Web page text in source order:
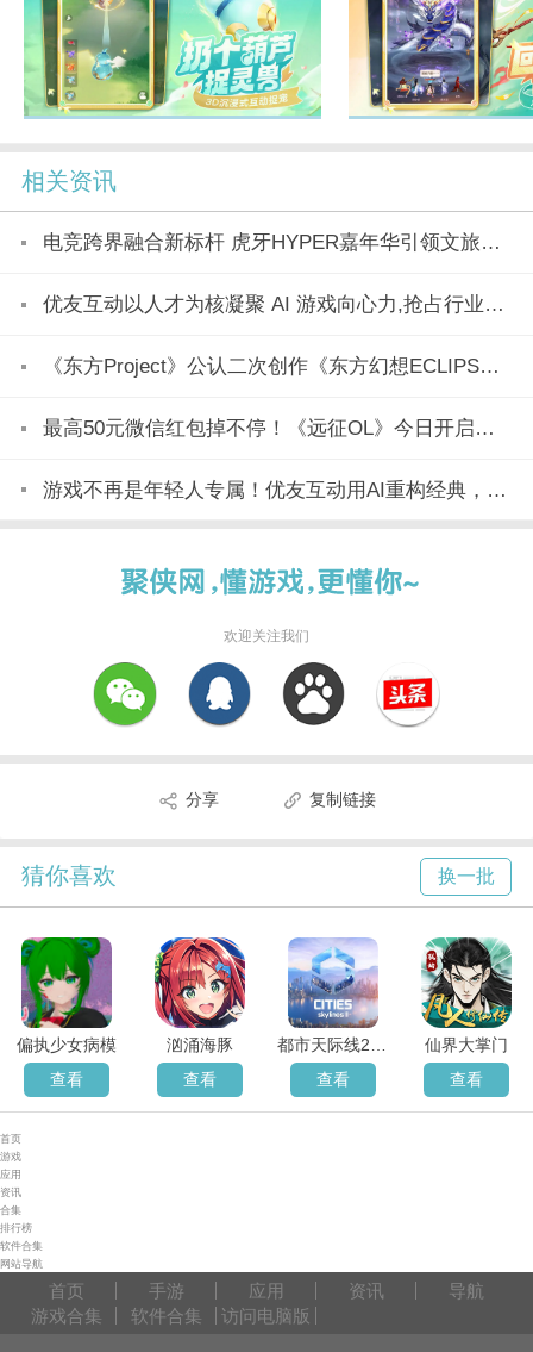
相关资讯
电竞跨界融合新标杆 虎牙HYPER嘉年华引领文旅产业新潮流
优友互动以人才为核凝聚 AI 游戏向心力,抢占行业变革制高点
《东方Project》公认二次创作《东方幻想ECLIPSE》7月23日正式上市
最高50元微信红包掉不停！《远征OL》今日开启美食节新区「玉脍」！
游戏不再是年轻人专属！优友互动用AI重构经典，全民都能玩
欢迎关注我们
分享 复制链接
猜你喜欢 换一批
偏执少女病模
查看
汹涌海豚
查看
都市天际线2中文版
查看
仙界大掌门
查看
首页
游戏
应用
资讯
合集
排行榜
软件合集
网站导航
首页 手游 应用 资讯
导航
游戏合集
软件合集 访问电脑版